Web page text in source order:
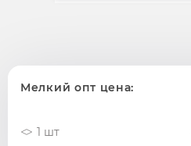
Мелкий опт цена:
1 шт